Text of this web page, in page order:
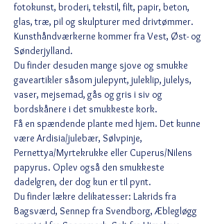
fotokunst, broderi, tekstil, filt, papir, beton,
glas, træ, pil og skulpturer med drivtømmer.
Kunsthåndværkerne kommer fra Vest, Øst- og
Sønderjylland.
Du finder desuden mange sjove og smukke
gaveartikler såsom julepynt, juleklip, julelys,
vaser, mejsemad, gås og gris i siv og
bordskånere i det smukkeste kork.
Få en spændende plante med hjem. Det kunne
være Ardisia/julebær, Sølvpinje,
Pernettya/Myrtekrukke eller Cuperus/Nilens
papyrus. Oplev også den smukkeste
dadelgren, der dog kun er til pynt.
Du finder lækre delikatesser: Lakrids fra
Bagsværd, Sennep fra Svendborg, Æblegløgg